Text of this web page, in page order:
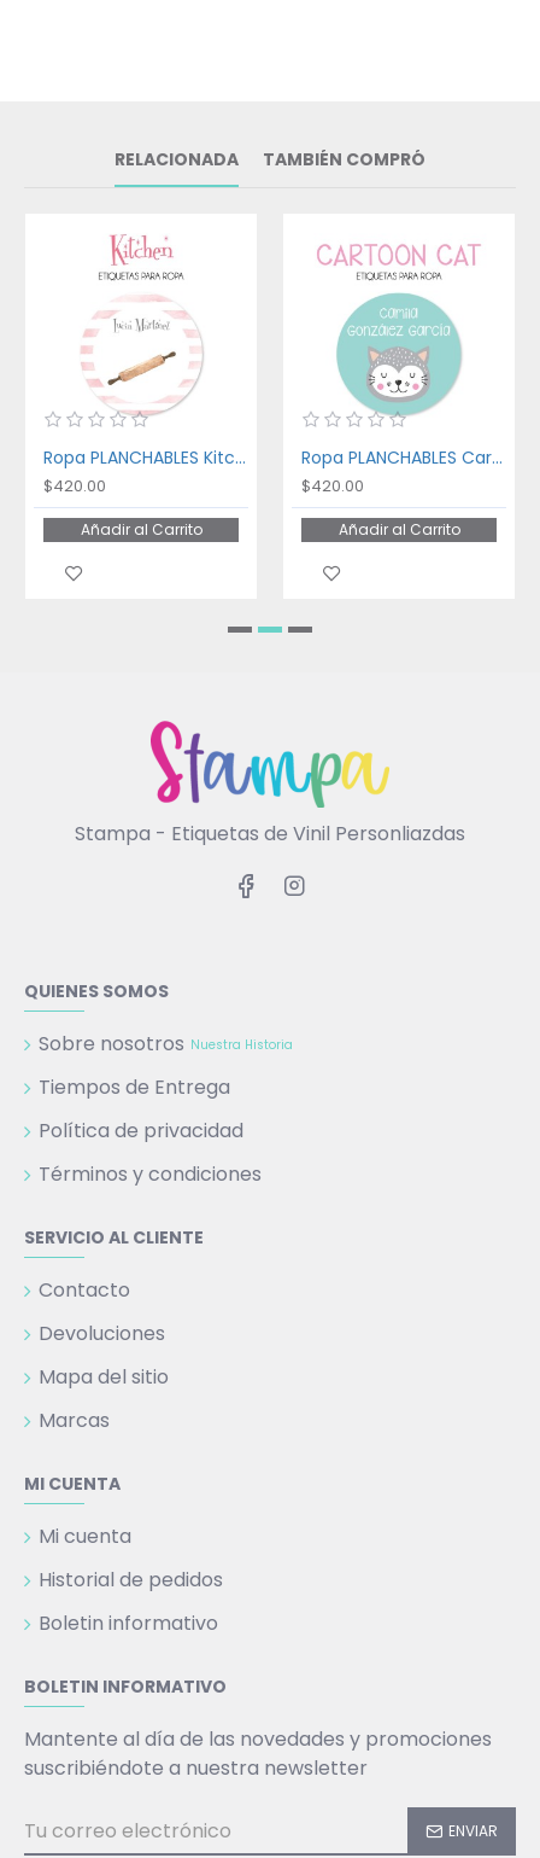
RELACIONADA TAMBIÉN COMPRÓ
Ropa PLANCHABLES Kitchen
$420.00
Añadir al Carrito
Ropa PLANCHABLES Cartoon Cat
$420.00
Añadir al Carrito
Stampa - Etiquetas de Vinil Personliazdas
QUIENES SOMOS
Sobre nosotros Nuestra Historia
Tiempos de Entrega
Política de privacidad
Términos y condiciones
SERVICIO AL CLIENTE
Contacto
Devoluciones
Mapa del sitio
Marcas
MI CUENTA
Mi cuenta
Historial de pedidos
Boletin informativo
BOLETIN INFORMATIVO
Mantente al día de las novedades y promociones
suscribiéndote a nuestra newsletter
ENVIAR